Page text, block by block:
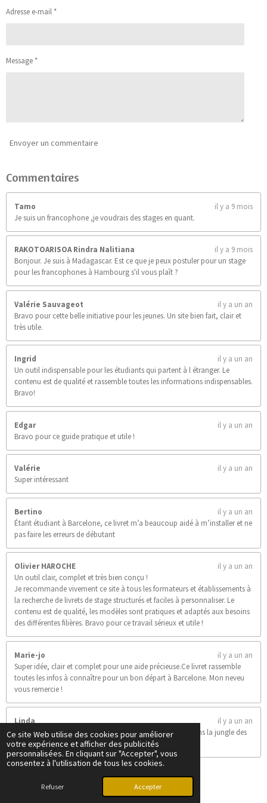
Ce site Web utilise des cookies pour améliorer
votre expérience et afficher des publicités
personnalisées. En cliquant sur "Accepter", vous
consentez à l'utilisation de tous les cookies.
Refuser Accepter
4
9
9
l
e e e
Adresse e-mail *
Message *
Envoyer un commentaire
Commentaires
Tamo
il y a 9 mois
Je suis un francophone ,je voudrais des stages en quant.
RAKOTOARISOA Rindra Nalitiana
il y a 9 mois
Bonjour. Je suis à Madagascar. Est ce que je peux postuler pour un stage
pour les francophones à Hambourg s'il vous plaît ?
Valérie Sauvageot
il y a un an
Bravo pour cette belle initiative pour les jeunes. Un site bien fait, clair et
très utile.
Ingrid
il y a un an
Un outil indispensable pour les étudiants qui partent à l étranger. Le
contenu est de qualité et rassemble toutes les informations indispensables.
Bravo!
Edgar
il y a un an
Bravo pour ce guide pratique et utile !
Valérie
il y a un an
Super intéressant
Bertino
il y a un an
Étant étudiant à Barcelone, ce livret m’a beaucoup aidé à m’installer et ne
pas faire les erreurs de débutant
Olivier HAROCHE
il y a un an
Un outil clair, complet et très bien conçu !
Je recommande vivement ce site à tous les formateurs et établissements à
la recherche de livrets de stage structurés et faciles à personnaliser. Le
contenu est de qualité, les modèles sont pratiques et adaptés aux besoins
des différentes filières. Bravo pour ce travail sérieux et utile !
Marie-jo
il y a un an
Super idée, clair et complet pour une aide précieuse.Ce livret rassemble
toutes les infos à connaître pour un bon départ à Barcelone. Mon neveu
vous remercie !
Linda
il y a un an
Un livret clair, pratique et super utile pour s’y retrouver dans la jungle des
stages. Bravo !
Afficher plus de commentaires.
© 2025 - 2026 Les livrets du stagiaire
Webador